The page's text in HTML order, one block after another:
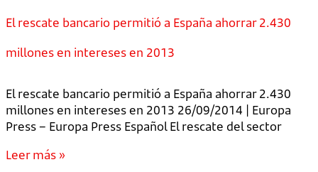
El rescate bancario permitió a España ahorrar 2.430
millones en intereses en 2013
El rescate bancario permitió a España ahorrar 2.430
millones en intereses en 2013 26/09/2014 | Europa
Press – Europa Press Español El rescate del sector
Leer más »